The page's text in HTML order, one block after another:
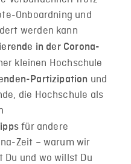
Onboardning und
werden kann
in der Corona-
kleinen Hochschule
Partizipation und
die Hochschule als
für andere
Zeit – warum wir
Du und wo willst Du